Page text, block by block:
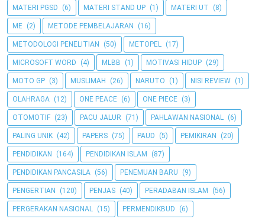
MATERI PGSD (6) MATERI STAND UP (1) MATERI UT (8)
ME (2) METODE PEMBELAJARAN (16)
METODOLOGI PENELITIAN (50) METOPEL (17)
MICROSOFT WORD (4) MLBB (1) MOTIVASI HIDUP (29)
MOTO GP (3) MUSLIMAH (26) NARUTO (1) NISI REVIEW (1)
OLAHRAGA (12) ONE PEACE (6) ONE PIECE (3)
OTOMOTIF (23) PACU JALUR (71) PAHLAWAN NASIONAL (6)
PALING UNIK (42) PAPERS (75) PAUD (5) PEMIKIRAN (20)
PENDIDIKAN (164) PENDIDIKAN ISLAM (87)
PENDIDIKAN PANCASILA (56) PENEMUAN BARU (9)
PENGERTIAN (120) PENJAS (40) PERADABAN ISLAM (56)
PERGERAKAN NASIONAL (15) PERMENDIKBUD (6)